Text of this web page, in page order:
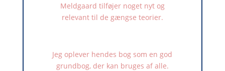
Meldgaard tilføjer noget nyt og
relevant til de gængse teorier.
Jeg oplever hendes bog som en god
grundbog, der kan bruges af alle.